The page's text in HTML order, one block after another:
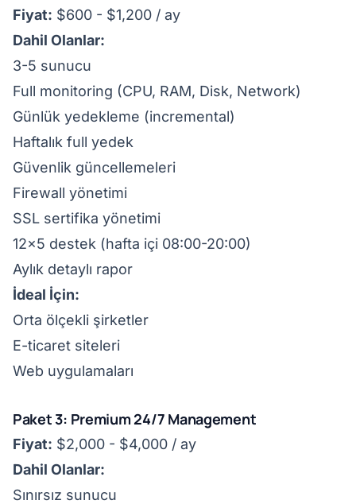
Fiyat: $600 - $1,200 / ay
Dahil Olanlar:
3-5 sunucu
Full monitoring (CPU, RAM, Disk, Network)
Günlük yedekleme (incremental)
Haftalık full yedek
Güvenlik güncellemeleri
Firewall yönetimi
SSL sertifika yönetimi
12×5 destek (hafta içi 08:00-20:00)
Aylık detaylı rapor
İdeal İçin:
Orta ölçekli şirketler
E-ticaret siteleri
Web uygulamaları
Paket 3: Premium 24/7 Management
Fiyat: $2,000 - $4,000 / ay
Dahil Olanlar:
Sınırsız sunucu